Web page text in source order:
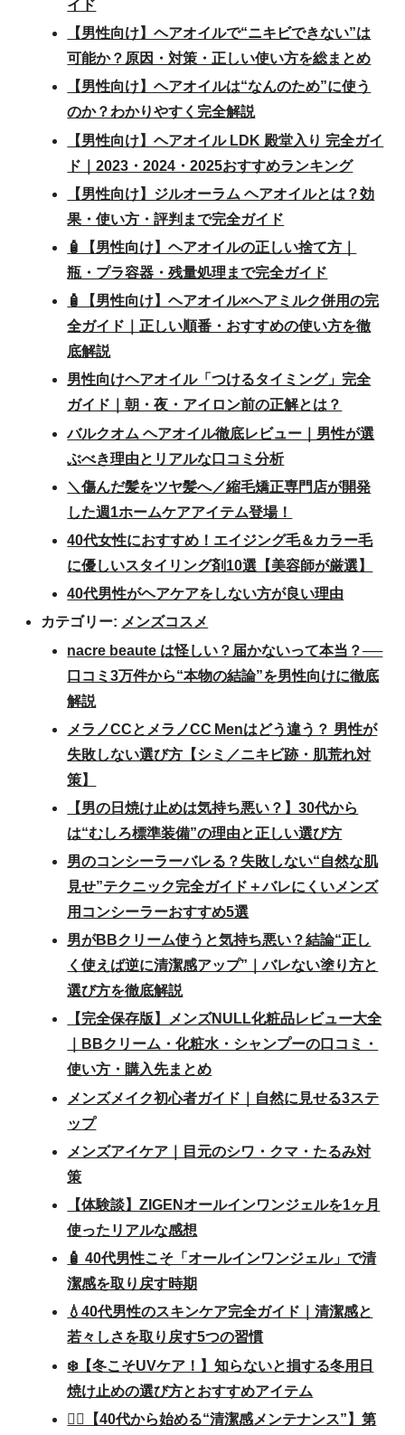
イド
【男性向け】ヘアオイルで“ニキビできない”は
可能か？原因・対策・正しい使い方を総まとめ
【男性向け】ヘアオイルは“なんのため”に使う
のか？わかりやすく完全解説
【男性向け】ヘアオイル LDK 殿堂入り 完全ガイ
ド｜2023・2024・2025おすすめランキング
【男性向け】ジルオーラム ヘアオイルとは？効
果・使い方・評判まで完全ガイド
🧴【男性向け】ヘアオイルの正しい捨て方｜
瓶・プラ容器・残量処理まで完全ガイド
🧴【男性向け】ヘアオイル×ヘアミルク併用の完
全ガイド｜正しい順番・おすすめの使い方を徹
底解説
男性向けヘアオイル「つけるタイミング」完全
ガイド｜朝・夜・アイロン前の正解とは？
バルクオム ヘアオイル徹底レビュー｜男性が選
ぶべき理由とリアルな口コミ分析
＼傷んだ髪をツヤ髪へ／縮毛矯正専門店が開発
した週1ホームケアアイテム登場！
40代女性におすすめ！エイジング毛＆カラー毛
に優しいスタイリング剤10選【美容師が厳選】
40代男性がヘアケアをしない方が良い理由
カテゴリー: メンズコスメ
nacre beaute は怪しい？届かないって本当？──
口コミ3万件から“本物の結論”を男性向けに徹底
解説
メラノCCとメラノCC Menはどう違う？ 男性が
失敗しない選び方【シミ／ニキビ跡・肌荒れ対
策】
【男の日焼け止めは気持ち悪い？】30代から
は“むしろ標準装備”の理由と正しい選び方
男のコンシーラーバレる？失敗しない“自然な肌
見せ”テクニック完全ガイド＋バレにくいメンズ
用コンシーラーおすすめ5選
男がBBクリーム使うと気持ち悪い？結論“正し
く使えば逆に清潔感アップ”｜バレない塗り方と
選び方を徹底解説
【完全保存版】メンズNULL化粧品レビュー大全
｜BBクリーム・化粧水・シャンプーの口コミ・
使い方・購入先まとめ
メンズメイク初心者ガイド｜自然に見せる3ステ
ップ
メンズアイケア｜目元のシワ・クマ・たるみ対
策
【体験談】ZIGENオールインワンジェルを1ヶ月
使ったリアルな感想
🧴 40代男性こそ「オールインワンジェル」で清
潔感を取り戻す時期
💧40代男性のスキンケア完全ガイド｜清潔感と
若々しさを取り戻す5つの習慣
❄️【冬こそUVケア！】知らないと損する冬用日
焼け止めの選び方とおすすめアイテム
💆‍♂️【40代から始める“清潔感メンテナンス”】第